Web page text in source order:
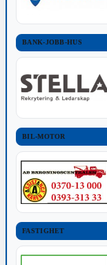
BANK-JOBB-HUS
BIL-MOTOR
FASTIGHET